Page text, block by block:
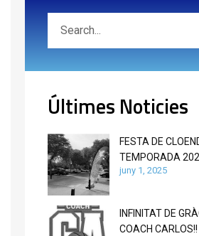
Últimes Noticies
FESTA DE
TEMPORADA
juny 1, 2025
INFINITAT DE
COACH CARLOS!!